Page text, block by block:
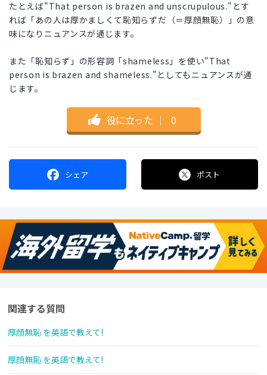
たとえば"That person is brazen and unscrupulous."とす
れば「あの人は厚かましくて恥知らずだ（＝厚顔無恥）」の意
味になりニュアンスが通じます。
また「恥知らず」の形容詞「shameless」を使い"That
person is brazen and shameless."としてもニュアンスが通
じます。
役に立った ｜ 0
シェア ポスト
関連する質問
厚顔無恥 を英語で教えて!
厚顔無恥 を英語で教えて!